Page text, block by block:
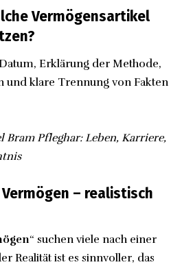
Vermögensartikel
Erklärung der Methode,
und klare Trennung von Fakten
Bram Pfleghar: Leben, Karriere,
– realistisch
“ suchen viele nach einer
Realität ist es sinnvoller, das